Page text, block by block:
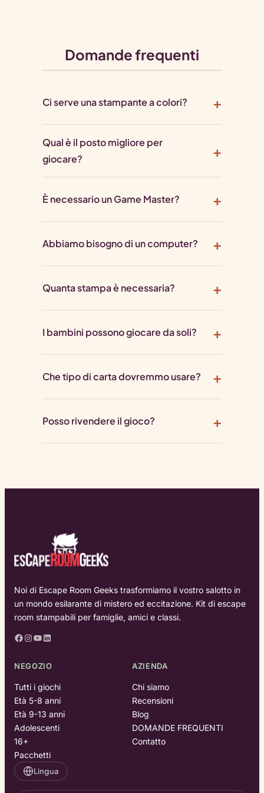
Domande frequenti
Ci serve una stampante a colori?
Qual è il posto migliore per
giocare?
È necessario un Game Master?
Abbiamo bisogno di un computer?
Quanta stampa è necessaria?
I bambini possono giocare da soli?
Che tipo di carta dovremmo usare?
Posso rivendere il gioco?
Noi di Escape Room Geeks trasformiamo il vostro salotto in
un mondo esilarante di mistero ed eccitazione. Kit di escape
room stampabili per famiglie, amici e classi.
Facebook Instagram YouTube LinkedIn
NEGOZIO
Tutti i giochi
Età 5-8 anni
Età 9-13 anni
Adolescenti
16+
Pacchetti
AZIENDA
Chi siamo
Recensioni
Blog
DOMANDE FREQUENTI
Contatto
Lingua